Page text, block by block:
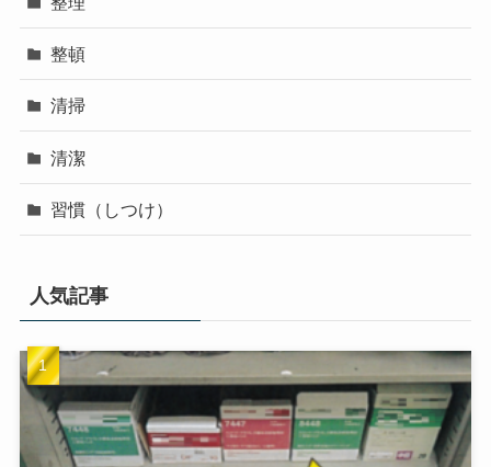
整頓
清掃
清潔
習慣（しつけ）
人気記事